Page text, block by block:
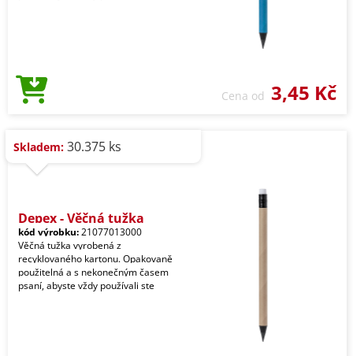
Cena od 3,45 Kč
Skladem: 30.375 ks
Depex - Věčná tužka
kód výrobku:21077013000
Věčná tužka vyrobená z
recyklovaného kartonu. Opakovaně
použitelná a s nekonečným časem
psaní, abyste vždy používali ste